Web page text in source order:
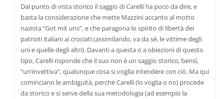
Dal punto di vista storico il saggio di Carelli ha poco da dire, e
basta la considerazione che mette Mazzini accanto al motto
nazista “Got mit uns”, e che paragona lo spirito di libertà dei
patrioti italiani ai crociati (assimilando, va da sé, le vittime degli
uni e quelle degli altri). Davanti a questa o a obiezioni di questo
tipo, Carelli risponde che il suo non è un saggio storico, bensì,
“un’invettiva”, qualunque cosa si voglia intendere con ciò. Ma qui
cominciano le ambiguità, perché Carelli (lo voglia o no) procede
da storico e si serve della sua metodologia (ad esempio la